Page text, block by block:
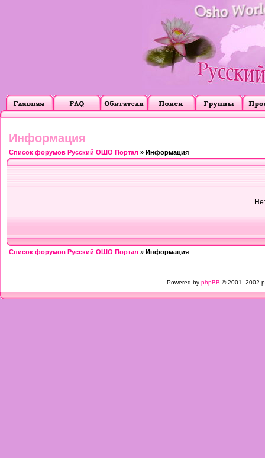
Информация
Список форумов Русский ОШО Портал » Информация
Список форумов Русский ОШО Портал » Информация
Powered by phpBB © 2001, 2002